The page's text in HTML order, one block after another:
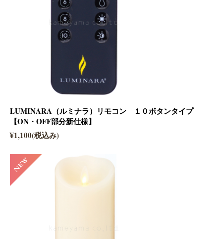
LUMINARA（ルミナラ）リモコン １０ボタンタイプ
【ON・OFF部分新仕様】
¥1,100(税込み)